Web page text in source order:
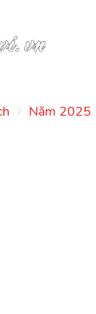
Năm 2025